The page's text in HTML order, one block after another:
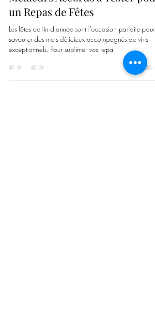
Domaine de Vénus
20 déc. 2023
2 min de lecture
Vins Bio et Gastronomie : Les
Meilleurs Accords à Tester pour
un Repas de Fêtes
Les fêtes de fin d'année sont l'occasion parfaite pour